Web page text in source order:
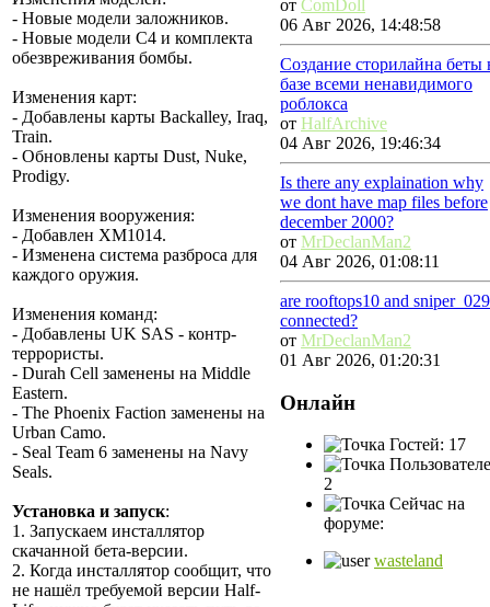
- Новые модели заложников.
- Новые модели С4 и комплекта
обезвреживания бомбы.
Изменения карт:
- Добавлены карты Backalley, Iraq,
Train.
- Обновлены карты Dust, Nuke,
Prodigy.
Изменения вооружения:
- Добавлен XM1014.
- Изменена система разброса для
каждого оружия.
Изменения команд:
- Добавлены UK SAS - контр-
террористы.
- Durah Cell заменены на Middle
Eastern.
- The Phoenix Faction заменены на
Urban Camo.
- Seal Team 6 заменены на Navy
Seals.
Установка и запуск:
1. Запускаем инсталлятор
скачанной бета-версии.
2. Когда инсталлятор сообщит, что
не нашёл требуемой версии Half-
от ComDoll
06 Авг 2026, 14:48:58
Создание сторилайна беты
базе всеми ненавидимого
роблокса
от HalfArchive
04 Авг 2026, 19:46:34
Is there any explaination why
we dont have map files before
december 2000?
от MrDeclanMan2
04 Авг 2026, 01:08:11
are rooftops10 and sniper_029
connected?
от MrDeclanMan2
01 Авг 2026, 01:20:31
Онлайн
Гостей: 17
2
Сейчас на
форуме:
wasteland